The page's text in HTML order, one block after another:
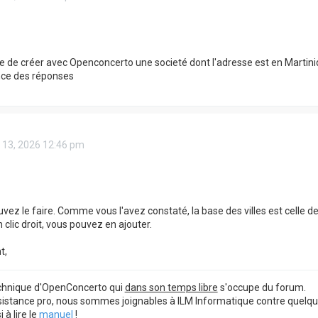
de créer avec Openconcerto une societé dont l'adresse est en
des réponses
2026 12:46 pm
le faire. Comme vous l'avez constaté, la base des villes est celle
clic droit, vous pouvez en ajouter.
d'OpenConcerto qui dans son temps libre s'occupe du forum.
pro, nous sommes joignables à ILM Informatique contre
à lire le manuel !